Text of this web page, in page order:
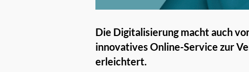
Die Digitalisierung macht auch
innovatives Online-Service zur
erleichtert.